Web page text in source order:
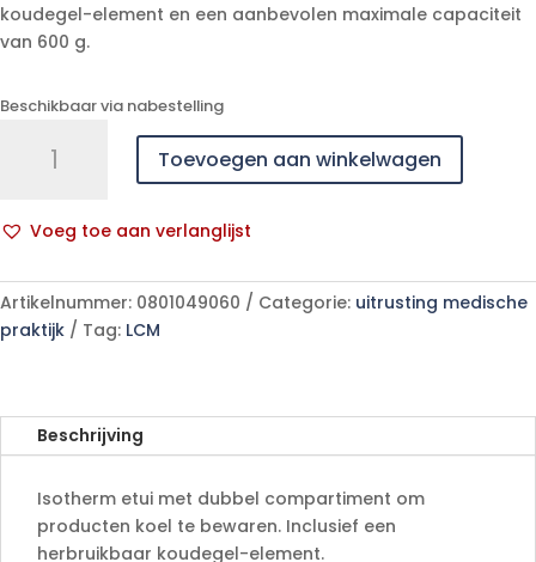
koudegel-element en een aanbevolen maximale capaciteit
van 600 g.
Beschikbaar via nabestelling
DIAS
Toevoegen aan winkelwagen
Voeg toe aan verlanglijst
l
t
e
a
t
Artikelnummer: 0801049060 Categorie: uitrusting medische
praktijk
Tag: LCM
Beschrijving
Isotherm etui met dubbel compartiment om
producten koel te bewaren. Inclusief een
herbruikbaar koudegel-element.